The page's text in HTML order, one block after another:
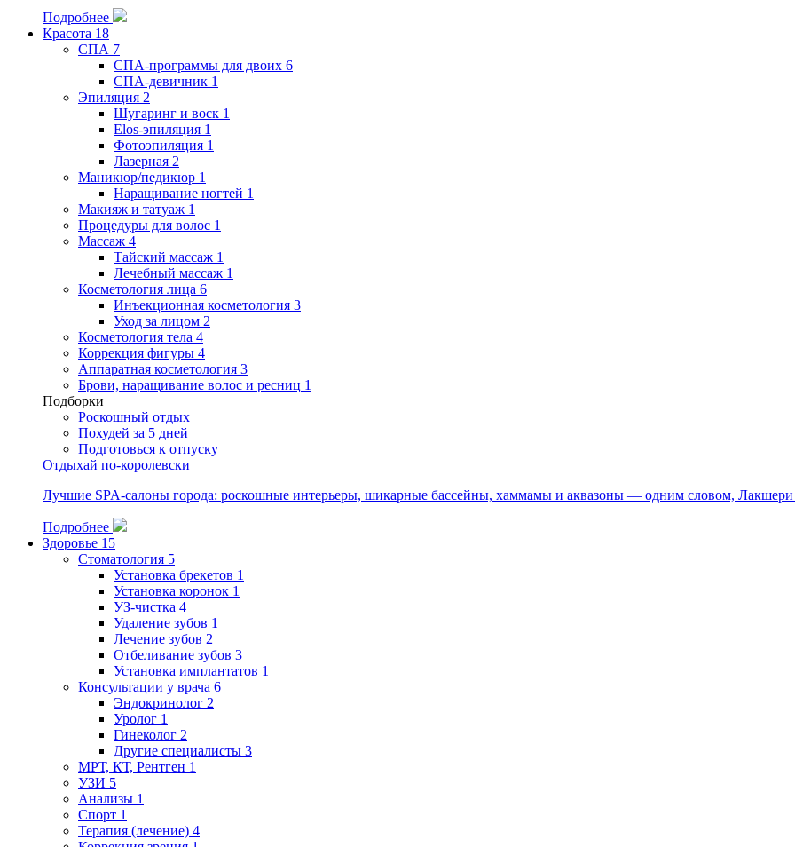
Подробнее
Красота 18
СПА 7
СПА-программы для двоих 6
СПА-девичник 1
Эпиляция 2
Шугаринг и воск 1
Elos-эпиляция 1
Фотоэпиляция 1
Лазерная 2
Маникюр/педикюр 1
Наращивание ногтей 1
Макияж и татуаж 1
Процедуры для волос 1
Массаж 4
Тайский массаж 1
Лечебный массаж 1
Косметология лица 6
Инъекционная косметология 3
Уход за лицом 2
Косметология тела 4
Коррекция фигуры 4
Аппаратная косметология 3
Брови, наращивание волос и ресниц 1
Подборки
Роскошный отдых
Похудей за 5 дней
Подготовься к отпуску
Отдыхай по-королевски
Лучшие SPA-салоны города: роскошные интерьеры, шикарные бассейны, хаммамы и аквазоны — одним словом, Лакшери
Подробнее
Здоровье 15
Стоматология 5
Установка брекетов 1
Установка коронок 1
УЗ-чистка 4
Удаление зубов 1
Лечение зубов 2
Отбеливание зубов 3
Установка имплантатов 1
Консультации у врача 6
Эндокринолог 2
Уролог 1
Гинеколог 2
Другие специалисты 3
МРТ, КТ, Рентген 1
УЗИ 5
Анализы 1
Спорт 1
Терапия (лечение) 4